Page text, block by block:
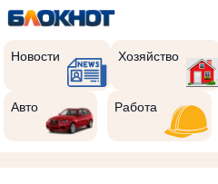
Новости Хозяйство
Авто Работа